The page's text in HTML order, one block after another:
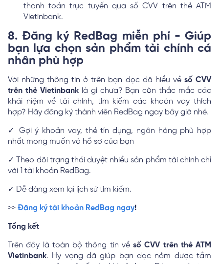
thanh toán trực tuyến qua số CVV trên thẻ ATM
Vietinbank.
8. Đăng ký RedBag miễn phí - Giúp
bạn lựa chọn sản phẩm tài chính cá
nhân phù hợp
Với những thông tin ở trên bạn đọc đã hiểu về số CVV
trên thẻ Vietinbanklà gì chưa? Bạn còn thắc mắc các
khái niệm về tài chính, tìm kiếm các khoản vay thích
hợp? Hãy đăng ký thành viên RedBag ngay bây giờ nhé.
✓ Gợi ý khoản vay, thẻ tín dụng, ngân hàng phù hợp
nhất mong muốn và hồ sơ của bạn
✓ Theo dõi trạng thái duyệt nhiều sản phẩm tài chính chỉ
với 1 tài khoản RedBag.
✓ Dễ dàng xem lại lịch sử tìm kiếm.
>> Đăng ký tài khoản RedBag ngay!
Tổng kết
Trên đây là toàn bộ thông tin về số CVV trên thẻ ATM
Vietinbank. Hy vọng đã giúp bạn đọc nắm được tầm